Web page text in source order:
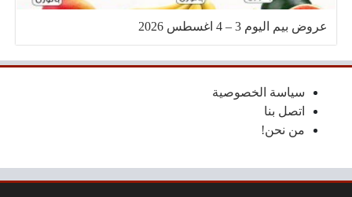
عروض بيم اليوم 3 – 4 اغسطس 2026
سياسة الخصوصية
اتصل بنا
من نحن!